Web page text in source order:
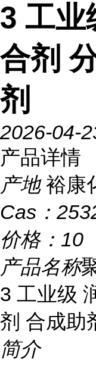
3 工业
合剂
剂
2026-04-
产品详情
产地 裕康
Cas：
价格： 10
产品名称
3 工业级
剂 合成助
简介